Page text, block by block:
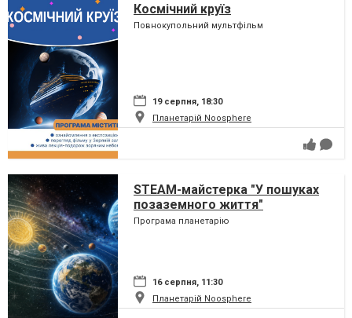
Космічний круїз
Повнокупольний мультфільм
19 серпня, 18:30
Планетарій Noosphere
STEAM-майстерка "У пошуках
позаземного життя"
Програма планетарію
16 серпня, 11:30
Планетарій Noosphere